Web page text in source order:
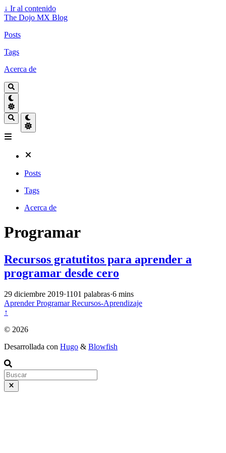
↓ Ir al contenido
The Dojo MX Blog
Posts
Tags
Acerca de
Posts
Tags
Acerca de
Programar
Recursos gratutitos para aprender a
programar desde cero
29 diciembre 2019·1101 palabras·6 mins
AprenderProgramarRecursos-Aprendizaje
↑
© 2026
Desarrollada con Hugo & Blowfish